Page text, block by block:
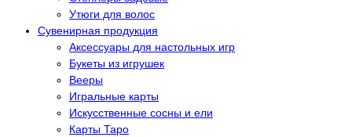
Утюги для волос
Сувенирная продукция
Аксессуары для настольных игр
Букеты из игрушек
Вееры
Игральные карты
Искусственные сосны и ели
Карты Таро